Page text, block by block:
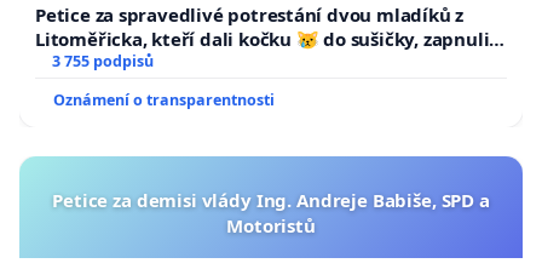
Petice za spravedlivé potrestání dvou mladíků z
Litoměřicka, kteří dali kočku 😿 do sušičky, zapnuli ji
a umírání zvířete natočili.
3 755 podpisů
Oznámení o transparentnosti
Petice za demisi vlády Ing. Andreje Babiše, SPD a
Motoristů